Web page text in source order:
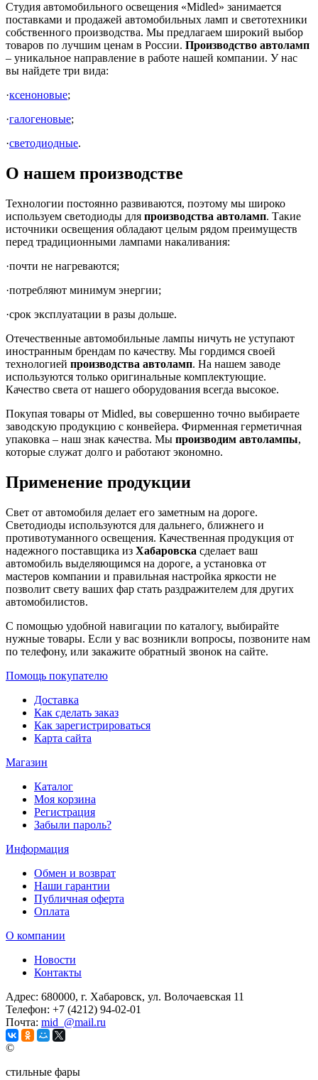
Студия автомобильного освещения «Midled» занимается
поставками и продажей автомобильных ламп и светотехники
собственного производства. Мы предлагаем широкий выбор
товаров по лучшим ценам в России. Производство автоламп
– уникальное направление в работе нашей компании. У нас
вы найдете три вида:
·ксеноновые;
·галогеновые;
·светодиодные.
О нашем производстве
Технологии постоянно развиваются, поэтому мы широко
используем светодиоды для производства автоламп. Такие
источники освещения обладают целым рядом преимуществ
перед традиционными лампами накаливания:
·почти не нагреваются;
·потребляют минимум энергии;
·срок эксплуатации в разы дольше.
Отечественные автомобильные лампы ничуть не уступают
иностранным брендам по качеству. Мы гордимся своей
технологией производства автоламп. На нашем заводе
используются только оригинальные комплектующие.
Качество света от нашего оборудования всегда высокое.
Покупая товары от Midled, вы совершенно точно выбираете
заводскую продукцию с конвейера. Фирменная герметичная
упаковка – наш знак качества. Мы производим автолампы,
которые служат долго и работают экономно.
Применение продукции
Свет от автомобиля делает его заметным на дороге.
Светодиоды используются для дальнего, ближнего и
противотуманного освещения. Качественная продукция от
надежного поставщика из Хабаровска сделает ваш
автомобиль выделяющимся на дороге, а установка от
мастеров компании и правильная настройка яркости не
позволит свету ваших фар стать раздражителем для других
автомобилистов.
С помощью удобной навигации по каталогу, выбирайте
нужные товары. Если у вас возникли вопросы, позвоните нам
по телефону, или закажите обратный звонок на сайте.
Помощь покупателю
Доставка
Как сделать заказ
Как зарегистрироваться
Карта сайта
Магазин
Каталог
Моя корзина
Регистрация
Забыли пароль?
Информация
Обмен и возврат
Наши гарантии
Публичная оферта
Оплата
О компании
Новости
Контакты
Адрес: 680000, г. Хабаровск, ул. Волочаевская 11
Телефон: +7 (4212) 94-02-01
Почта: mid_@mail.ru
©
стильные фары